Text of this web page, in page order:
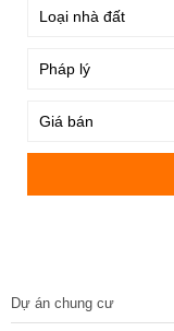
Dự án chung cư